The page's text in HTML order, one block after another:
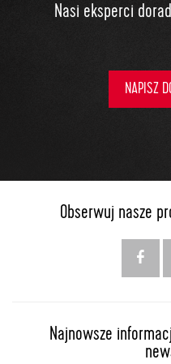
Nasi eksperci
NAPISZ
Obserwuj nasze
Najnowsze